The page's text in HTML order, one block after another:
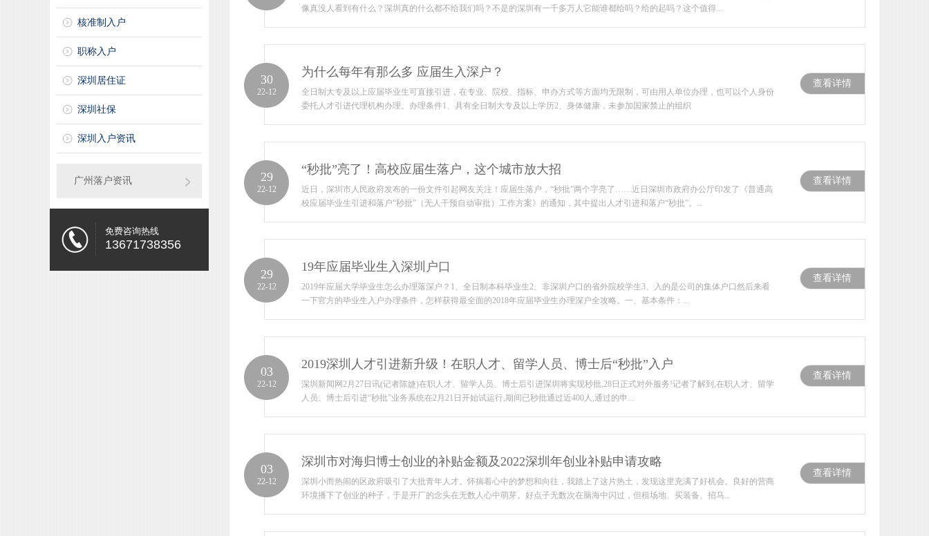
核准制入户
职称入户
深圳居住证
深圳社保
深圳入户资讯
广州落户资讯
免费咨询热线
13671738356
像真没人看到有什么？深圳真的什么都不给我们吗？不是的深圳有一千多万人它能谁都给吗？给的起吗？这个值得...
为什么每年有那么多 应届生入深户？
全日制大专及以上应届毕业生可直接引进，在专业、院校、指标、申办方式等方面均无限制，可由用人单位办理，也可以个人身份
委托人才引进代理机构办理。办理条件1、具有全日制大专及以上学历2、身体健康，未参加国家禁止的组织
30
22-12
查看详情
“秒批”亮了！高校应届生落户，这个城市放大招
近日，深圳市人民政府发布的一份文件引起网友关注！应届生落户，“秒批”两个字亮了……近日深圳市政府办公厅印发了《普通高
校应届毕业生引进和落户“秒批”（无人干预自动审批）工作方案》的通知，其中提出人才引进和落户“秒批”。...
29
22-12
查看详情
19年应届毕业生入深圳户口
2019年应届大学毕业生怎么办理落深户？1、全日制本科毕业生2、非深圳户口的省外院校学生3、入的是公司的集体户口然后来看
一下官方的毕业生入户办理条件，怎样获得最全面的2018年应届毕业生办理深户全攻略。一、基本条件：...
29
22-12
查看详情
2019深圳人才引进新升级！在职人才、留学人员、博士后“秒批”入户
深圳新闻网2月27日讯(记者陈婕)在职人才、留学人员、博士后引进深圳将实现秒批,28日正式对外服务!记者了解到,在职人才、留学
人员、博士后引进“秒批”业务系统在2月21日开始试运行,期间已秒批通过近400人,通过的申...
03
22-12
查看详情
深圳市对海归博士创业的补贴金额及2022深圳年创业补贴申请攻略
深圳小而热闹的区政府吸引了大批青年人才。怀揣着心中的梦想和向往，我踏上了这片热土，发现这里充满了好机会。良好的营商
环境播下了创业的种子，于是开厂的念头在无数人心中萌芽。好点子无数次在脑海中闪过，但租场地、买装备、招马...
03
22-12
查看详情